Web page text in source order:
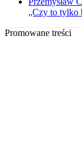
„Czy to tylko
Promowane treści